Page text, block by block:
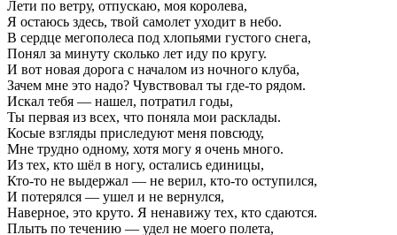
Лети по ветру, отпускаю, моя королева,
Я остаюсь здесь, твой самолет уходит в небо.
В сердце мегополеса под хлопьями густого снега,
Понял за минуту сколько лет иду по кругу.
И вот новая дорога с началом из ночного клуба,
Зачем мне это надо? Чувствовал ты где-то рядом.
Искал тебя — нашел, потратил годы,
Ты первая из всех, что поняла мои расклады.
Косые взгляды приследуют меня повсюду,
Мне трудно одному, хотя могу я очень много.
Из тех, кто шёл в ногу, остались единицы,
Кто-то не выдержал — не верил, кто-то оступился,
И потерялся — ушел и не вернулся,
Наверное, это круто. Я ненавижу тех, кто сдаются.
Плыть по течению — удел не моего полета,